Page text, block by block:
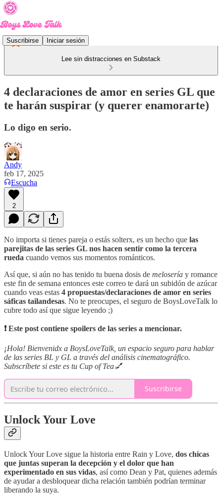
Suscribirse Iniciar sesión
Lee sin distracciones en Substack
4 declaraciones de amor en series GL que
te harán suspirar (y querer enamorarte)
Lo digo en serio.
Andy
feb 17, 2025
Escucha
2
No importa si tienes pareja o estás solterx, es un hecho que las
parejitas de las series GL nos hacen sentir como la tercera
rueda cuando vemos sus momentos románticos.
Así que, si aún no has tenido tu buena dosis de melosería y romance
este fin de semana entonces este correo te dará un subidón de azúcar
cuando veas estas 4 propuestas/declaraciones de amor en series
sáficas tailandesas. No te preocupes, el seguro de BoysLoveTalk lo
cubre todo así que sigue leyendo ;)
❗ Este post contiene spoilers de las series a mencionar.
¡Hola! Bienvenidx a BoysLoveTalk, un espacio seguro para hablar
de las series BL y GL a través del análisis cinematográfico.
Subscríbete si este es tu Cup of Tea💅
Suscribirse
Unlock Your Love
Unlock Your Love sigue la historia entre Rain y Love, dos chicas
que juntas superan la decepción y el dolor que han
experimentado en sus vidas, así como Dean y Pat, quienes además
de ayudar a desbloquear dicha relación también podrían terminar
liberando la suya.